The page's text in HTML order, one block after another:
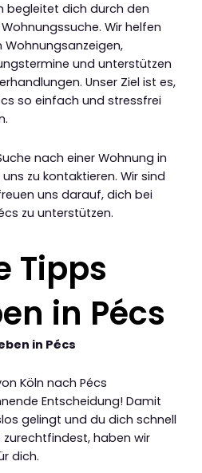
begleitet dich durch den
Wir helfen
Wohnungsanzeigen,
und unterstützen
Unser Ziel ist es,
so einfach und stressfrei
nach einer Wohnung in
zu kontaktieren. Wir sind
uns darauf, dich bei
zu unterstützen.
Tipps
in Pécs
in Pécs
Köln nach Pécs
Entscheidung! Damit
gelingt und du dich schnell
zurechtfindest, haben wir
dich.